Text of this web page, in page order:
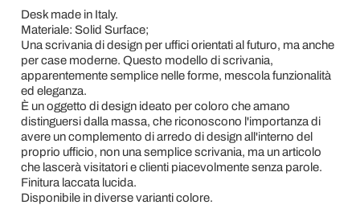
Desk made in Italy.
Materiale: Solid Surface;
Una scrivania di design per uffici orientati al futuro, ma anche
per case moderne. Questo modello di scrivania,
apparentemente semplice nelle forme, mescola funzionalità
ed eleganza.
È un oggetto di design ideato per coloro che amano
distinguersi dalla massa, che riconoscono l'importanza di
avere un complemento di arredo di design all'interno del
proprio ufficio, non una semplice scrivania, ma un articolo
che lascerà visitatori e clienti piacevolmente senza parole.
Finitura laccata lucida.
Disponibile in diverse varianti colore.